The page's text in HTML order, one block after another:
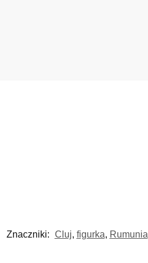
Znaczniki: Cluj, figurka, Rumunia